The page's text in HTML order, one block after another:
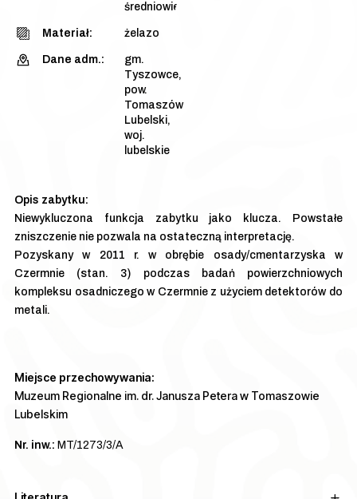
średniowiecze
Materiał: żelazo
Dane adm.:
gm.
Tyszowce,
pow.
Tomaszów
Lubelski,
woj.
lubelskie
Niewykluczona funkcja zabytku jako klucza. Powstałe
zniszczenie nie pozwala na ostateczną interpretację.
Pozyskany w 2011 r. w obrębie osady/cmentarzyska w
Czermnie (stan. 3) podczas badań powierzchniowych
kompleksu osadniczego w Czermnie z użyciem detektorów do
metali.
Miejsce przechowywania:
Muzeum Regionalne im. dr. Janusza Petera w Tomaszowie
Lubelskim
Nr. inw.: MT/1273/3/A